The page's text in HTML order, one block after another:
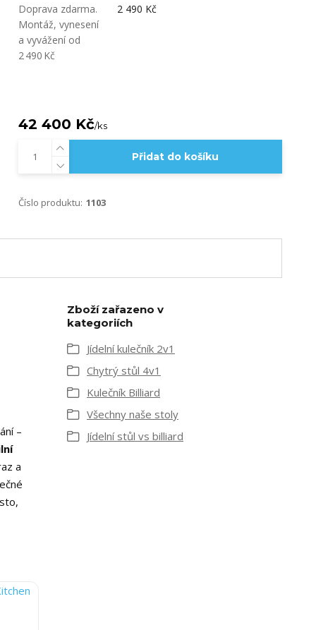
Doprava zdarma.
Montáž, vynesení
a vyvážení od
2 490 Kč
2 490 Kč
42 400 Kč/ks
Přidat do košíku
Číslo produktu: 1103
–
a
Zboží zařazeno v
kategoriích
Jídelní kulečník 2v1
Chytrý stůl 4v1
Kulečník Billiard
Všechny naše stoly
Jídelní stůl vs billiard